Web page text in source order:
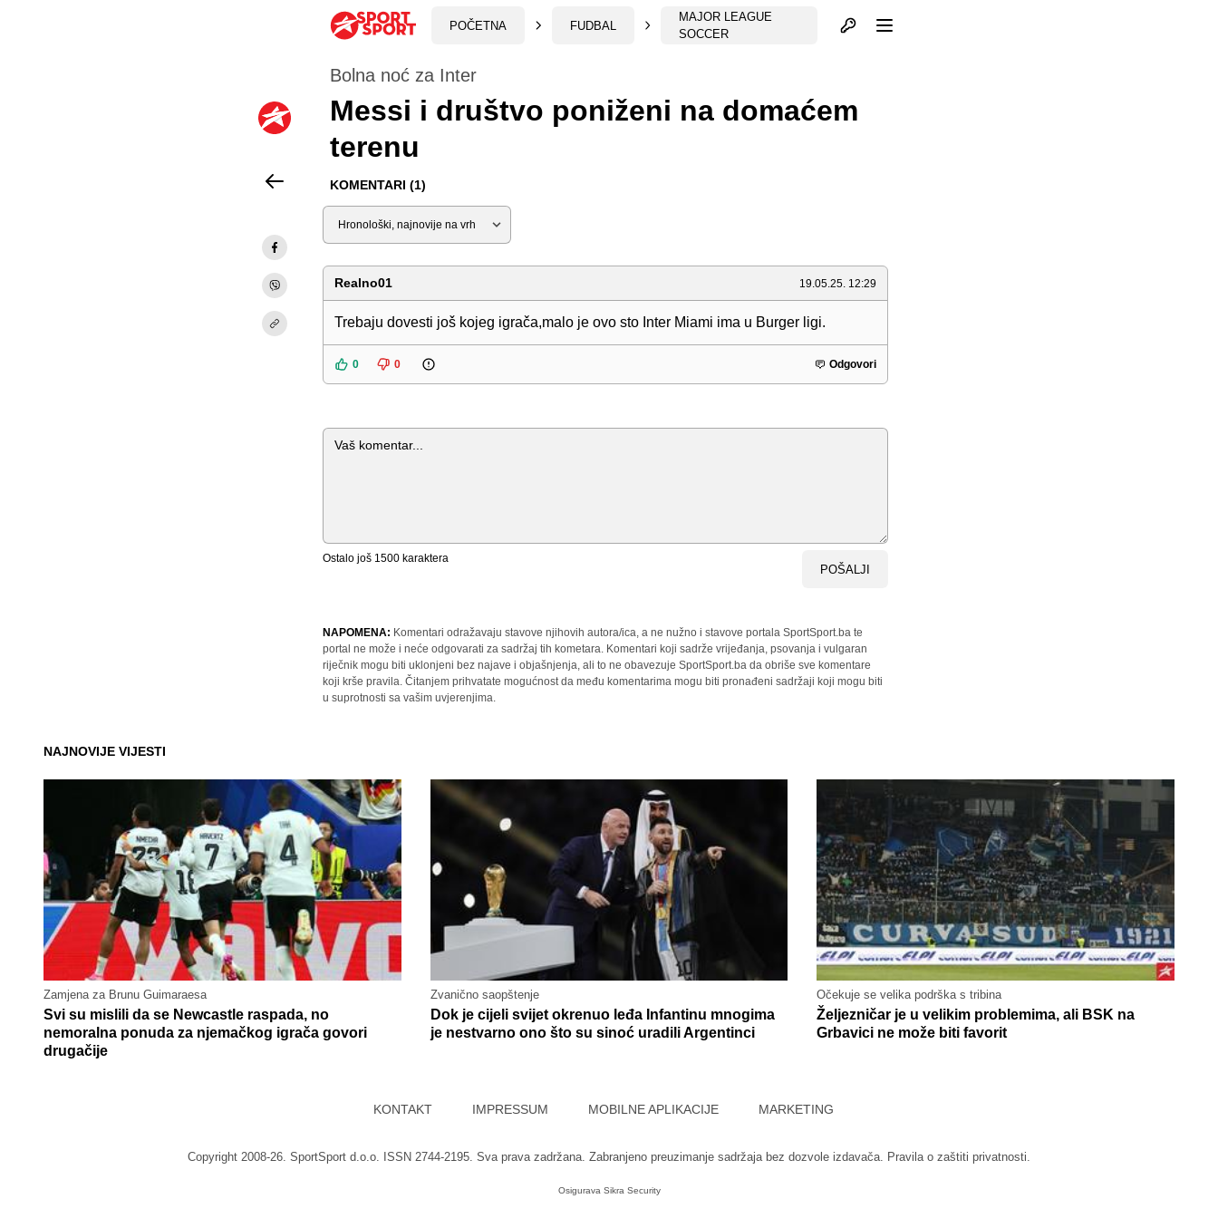
POČETNA FUDBAL
MAJOR LEAGUE
SOCCER
Otvori profil
Bolna noć za Inter
Messi i društvo poniženi na domaćem
terenu
KOMENTARI (1)
Sortiraj
Realno01 19.05.25. 12:29
Trebaju dovesti još kojeg igrača,malo je ovo sto Inter Miami ima u Burger ligi.
0 0 Odgovori
Komentar
Ostalo još 1500 karaktera
POŠALJI
NAPOMENA: Komentari odražavaju stavove njihovih autora/ica, a ne nužno i stavove portala SportSport.ba te
portal ne može i neće odgovarati za sadržaj tih kometara. Komentari koji sadrže vrijeđanja, psovanja i vulgaran
riječnik mogu biti uklonjeni bez najave i objašnjenja, ali to ne obavezuje SportSport.ba da obriše sve komentare
koji krše pravila. Čitanjem prihvatate mogućnost da među komentarima mogu biti pronađeni sadržaji koji mogu biti
u suprotnosti sa vašim uvjerenjima.
NAJNOVIJE VIJESTI
Zamjena za Brunu Guimaraesa
Svi su mislili da se Newcastle raspada, no
nemoralna ponuda za njemačkog igrača govori
drugačije
Zvanično saopštenje
Dok je cijeli svijet okrenuo leđa Infantinu mnogima
je nestvarno ono što su sinoć uradili Argentinci
Očekuje se velika podrška s tribina
Željezničar je u velikim problemima, ali BSK na
Grbavici ne može biti favorit
KONTAKT IMPRESSUM MOBILNE APLIKACIJE MARKETING
Copyright 2008-26. SportSport d.o.o. ISSN 2744-2195. Sva prava zadržana. Zabranjeno preuzimanje sadržaja bez dozvole izdavača. Pravila o zaštiti privatnosti.
Osigurava Sikra Security